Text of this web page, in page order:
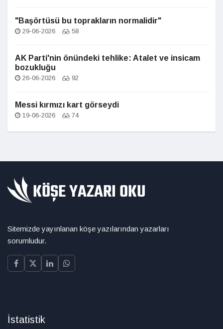
"Başörtüsü bu toprakların normalidir"
29-06-2026 58
AK Parti'nin önündeki tehlike: Atalet ve insicam
bozukluğu
26-06-2026 92
Messi kırmızı kart görseydi
19-06-2026 74
Sitemizde yayınlanan köşe yazılarından yazarları
sorumludur.
İstatistik